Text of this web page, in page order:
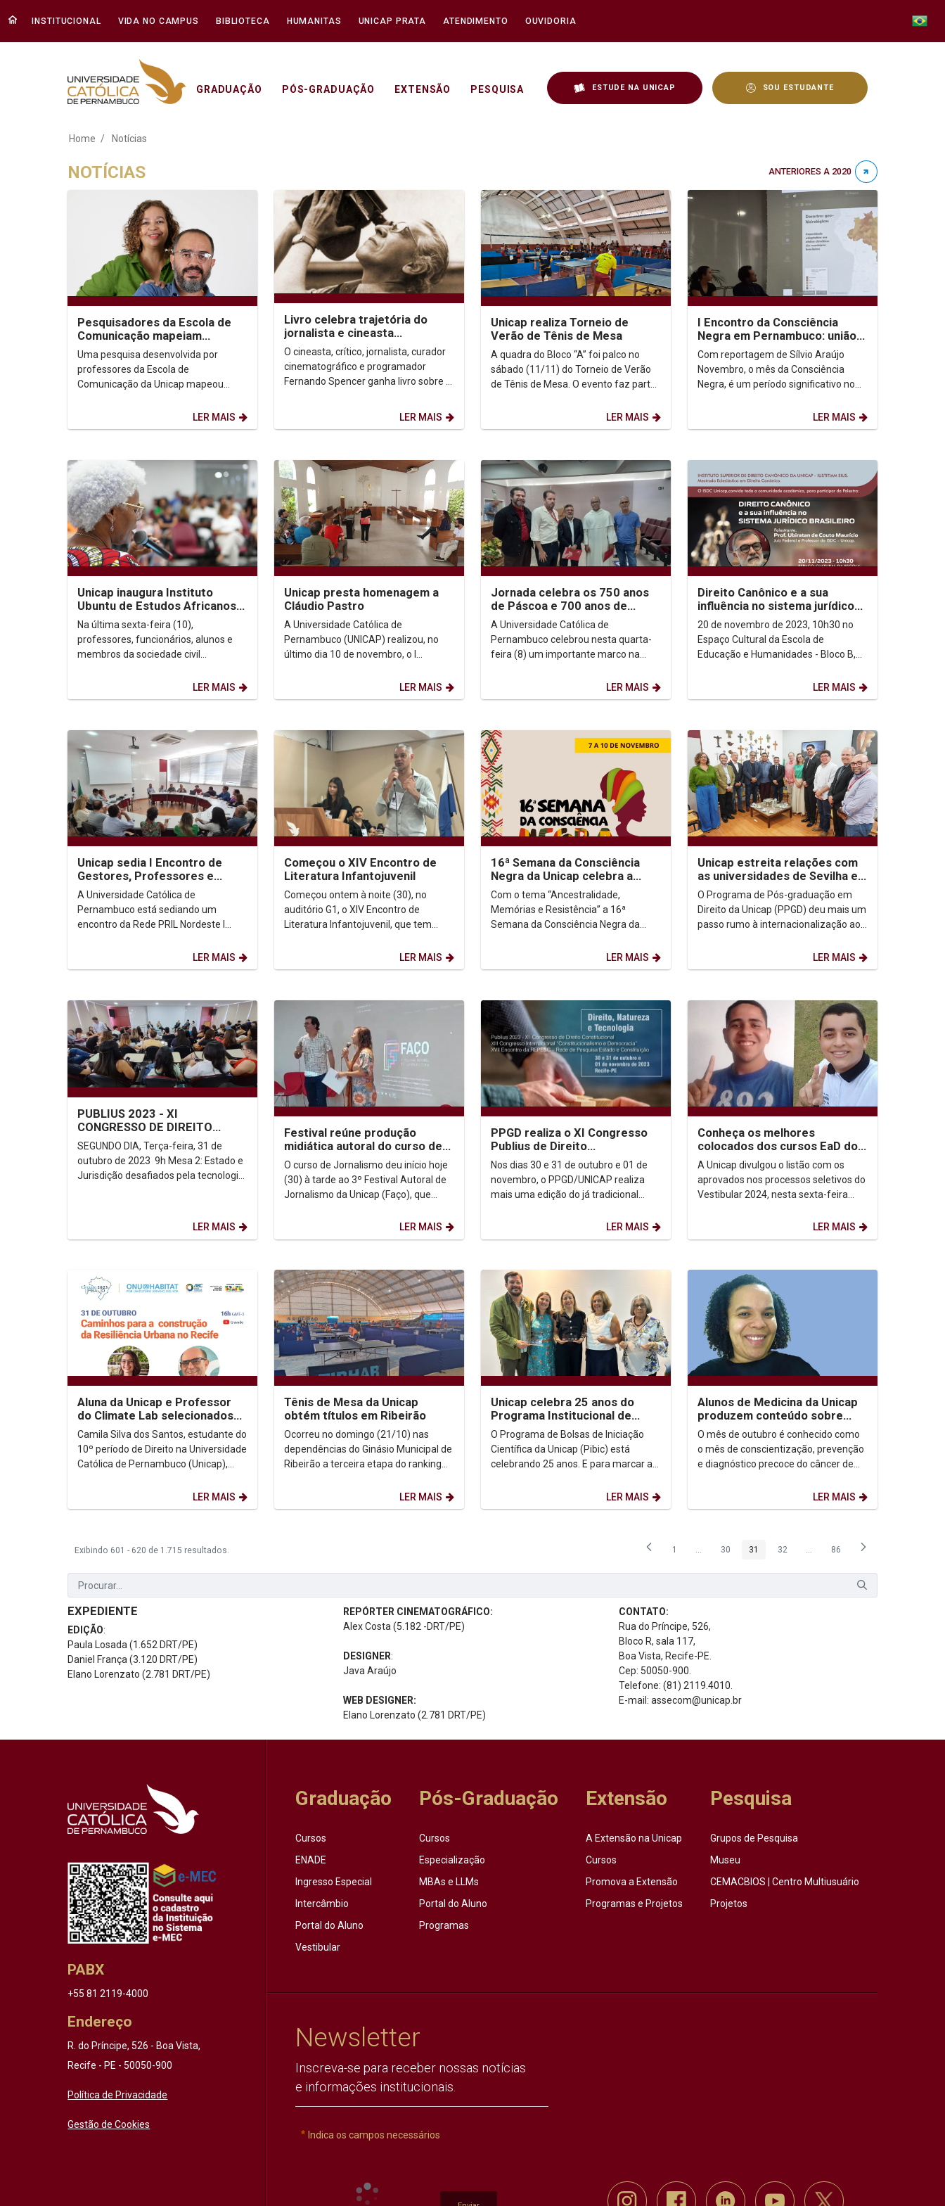
INSTITUCIONAL VIDA NO CAMPUS BIBLIOTECA HUMANITAS UNICAP PRATA ATENDIMENTO OUVIDORIA
GRADUAÇÃO PÓS-GRADUAÇÃO EXTENSÃO PESQUISA ESTUDE NA UNICAP SOU ESTUDANTE
Notícias - Unicap
Home Notícias
NOTÍCIAS ANTERIORES A 2020
Pesquisadores da Escola de
Comunicação mapeiam
iniciativas de inclusão digital
nas periferias do...
Uma pesquisa desenvolvida por
professores da Escola de
Comunicação da Unicap mapeou
LER MAIS
Livro celebra trajetória do
jornalista e cineasta
pernambucano Fernando
Spencer
O cineasta, crítico, jornalista, curador
cinematográfico e programador
Fernando Spencer ganha livro sobre a
LER MAIS
Unicap realiza Torneio de
Verão de Tênis de Mesa
A quadra do Bloco “A” foi palco no
sábado (11/11) do Torneio de Verão
de Tênis de Mesa. O evento faz parte
LER MAIS
I Encontro da Consciência
Negra em Pernambuco: união,
conhecimento e celebração
Com reportagem de Sílvio Araújo
Novembro, o mês da Consciência
Negra, é um período significativo no
LER MAIS
Unicap inaugura Instituto
Ubuntu de Estudos Africanos e
Diaspóricos
Na última sexta-feira (10),
professores, funcionários, alunos e
membros da sociedade civil
Instituto Ubuntu de Estudos...LER MAIS
Unicap presta homenagem a
Cláudio Pastro
A Universidade Católica de
Pernambuco (UNICAP) realizou, no
último dia 10 de novembro, o I
Teologias, Interpretações e Práxis,...
LER MAIS
Jornada celebra os 750 anos
de Páscoa e 700 anos de
canonização de Tomás de
Aquino
A Universidade Católica de
Pernambuco celebrou nesta quarta-
feira (8) um importante marco na
promover a Jornada Tomás de...
LER MAIS
Direito Canônico e a sua
influência no sistema jurídico
brasileiro
20 de novembro de 2023, 10h30 no
Espaço Cultural da Escola de
Educação e Humanidades - Bloco B,
LER MAIS
Unicap sedia I Encontro de
Gestores, Professores e
Estudantes da Rede PRIL
A Universidade Católica de
Pernambuco está sediando um
encontro da Rede PRIL Nordeste I
os dias 06 e 07 de novembro, com...
LER MAIS
Começou o XIV Encontro de
Literatura Infantojuvenil
Começou ontem à noite (30), no
auditório G1, o XIV Encontro de
Literatura Infantojuvenil, que tem
LER MAIS
16ª Semana da Consciência
Negra da Unicap celebra a
ancestralidade, memórias e
resistência do...
Com o tema “Ancestralidade,
Memórias e Resistência” a 16ª
Semana da Consciência Negra da
importantes representantes da...
LER MAIS
Unicap estreita relações com
as universidades de Sevilha e
Valência
O Programa de Pós-graduação em
Direito da Unicap (PPGD) deu mais um
passo rumo à internacionalização ao
universidades de Sevilha e de...LER MAIS
PUBLIUS 2023 - XI
CONGRESSO DE DIREITO
CONSTITUCIONAL XVII
REPE&C - ENCONTRO DA REDE
DE PESQUISA...
SEGUNDO DIA, Terça-feira, 31 de
outubro de 2023 9h Mesa 2: Estado e
Jurisdição desafiados pela tecnologia
LER MAIS
Festival reúne produção
midiática autoral do curso de
Jornalismo
O curso de Jornalismo deu início hoje
(30) à tarde ao 3º Festival Autoral de
Jornalismo da Unicap (Faço), que
LER MAIS
PPGD realiza o XI Congresso
Publius de Direito
Constitucional.
Nos dias 30 e 31 de outubro e 01 de
novembro, o PPGD/UNICAP realiza
mais uma edição do já tradicional
LER MAIS
Conheça os melhores
colocados dos cursos EaD do
Vestibular 2024
A Unicap divulgou o listão com os
aprovados nos processos seletivos do
Vestibular 2024, nesta sexta-feira
LER MAIS
Aluna da Unicap e Professor
do Climate Lab selecionados
pela ONU HABITAT para
discutir...
Camila Silva dos Santos, estudante do
10º período de Direito na Universidade
Católica de Pernambuco (Unicap),
LER MAIS
Tênis de Mesa da Unicap
obtém títulos em Ribeirão
Ocorreu no domingo (21/10) nas
dependências do Ginásio Municipal de
Ribeirão a terceira etapa do ranking
LER MAIS
Unicap celebra 25 anos do
Programa Institucional de
Bolsas de Iniciação Científica
O Programa de Bolsas de Iniciação
Científica da Unicap (Pibic) está
celebrando 25 anos. E para marcar a
LER MAIS
Alunos de Medicina da Unicap
produzem conteúdo sobre
prevenção ao câncer de mama
utilizando a...
O mês de outubro é conhecido como
o mês de conscientização, prevenção
e diagnóstico precoce do câncer de
LER MAIS
Exibindo 601 - 620 de 1.715 resultados. Página
1 ...Páginas intermediárias Usar ABA para navegar.
Página
30 Página
31 Página
32 ...Páginas intermediárias Usar ABA
Página
86
EXPEDIENTE
EDIÇÃO:
Paula Losada (1.652 DRT/PE)
Daniel França (3.120 DRT/PE)
Elano Lorenzato (2.781 DRT/PE)
REPÓRTER CINEMATOGRÁFICO:
Alex Costa (5.182 -DRT/PE)
DESIGNER:
Java Araújo
WEB DESIGNER:
Elano Lorenzato (2.781 DRT/PE)
CONTATO:
Rua do Príncipe, 526,
Bloco R, sala 117,
Boa Vista, Recife-PE.
Cep: 50050-900.
Telefone: (81) 2119.4010.
E-mail: assecom@unicap.br
PABX
+55 81 2119-4000
Endereço
R. do Príncipe, 526 - Boa Vista,
Recife - PE - 50050-900
Política de Privacidade
Gestão de Cookies
Graduação
Cursos
ENADE
Ingresso Especial
Intercâmbio
Portal do Aluno
Vestibular
Pós-Graduação
Cursos
Especialização
MBAs e LLMs
Portal do Aluno
Programas
Extensão
A Extensão na Unicap
Cursos
Promova a Extensão
Programas e Projetos
Pesquisa
Grupos de Pesquisa
Museu
CEMACBIOS | Centro Multiusuário
Projetos
Newsletter
Inscreva-se para receber nossas notícias
e informações institucionais.
Indica os campos necessários